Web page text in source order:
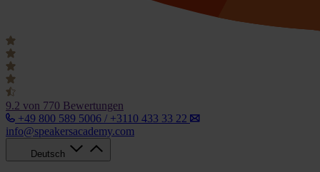
9.2 von 770 Bewertungen
+49 800 589 5006 / +3110 433 33 22
info@speakersacademy.com
Deutsch